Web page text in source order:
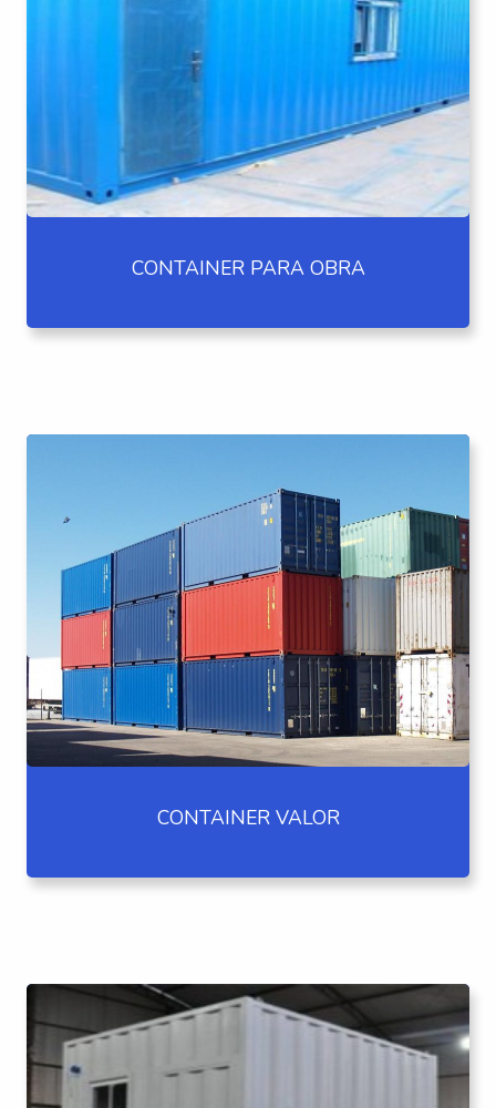
CONTAINER PARA OBRA
CONTAINER VALOR